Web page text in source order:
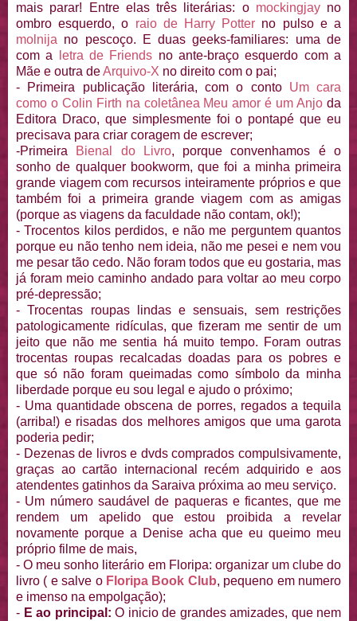
mais parar! Entre elas três literárias: omockingjay no
ombro esquerdo, o raio de Harry Potter no pulso e a
molnija no pescoço. E duas geeks-familiares: uma de
com a letra de Friends no ante-braço esquerdo com a
Mãe e outra deArquivo-X no direito com o pai;
- Primeira publicação literária, com o contoUm cara
como o Colin Firth na coletânea Meu amor é um Anjo da
Editora Draco, que simplesmente foi o pontapé que eu
precisava para criar coragem de escrever;
-Primeira Bienal do Livro, porque convenhamos é o
sonho de qualquer bookworm, que foi a minha primeira
grande viagem com recursos inteiramente próprios e que
também foi a primeira grande viagem com as amigas
(porque as viagens da faculdade não contam, ok!);
- Trocentos kilos perdidos, e não me perguntem quantos
porque eu não tenho nem ideia, não me pesei e nem vou
me pesar tão cedo. Não foram todos que eu gostaria, mas
já foram meio caminho andado para voltar ao meu corpo
pré-depressão;
- Trocentas roupas lindas e sensuais, sem restrições
patologicamente ridículas, que fizeram me sentir de um
jeito que não me sentia há muito tempo. Foram outras
trocentas roupas recalcadas doadas para os pobres e
que só não foram queimadas como símbolo da minha
liberdade porque eu sou legal e ajudo o próximo;
- Uma quantidade obscena de porres, regados a tequila
(arriba!) e risadas dos melhores amigos que uma garota
poderia pedir;
- Dezenas de livros e dvds comprados compulsivamente,
graças ao cartão internacional recém adquirido e aos
atendentes gatinhos da Saraiva próxima ao meu serviço.
- Um número saudável de paqueras e ficantes, que me
rendem um apelido que estou proibida a revelar
novamente porque a Denise acha que eu queimo meu
próprio filme de mais,
- O meu sonho literário em Floripa: organizar um clube do
livro ( e salve oFloripa Book Club, pequeno em numero
e imenso na empolgação);
- E ao principal: O inicio de grandes amizades, que nem